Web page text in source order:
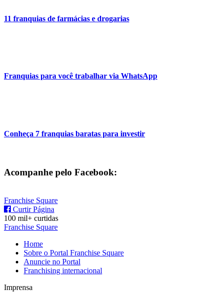
11 franquias de farmácias e drogarias
Franquias para você trabalhar via WhatsApp
Conheça 7 franquias baratas para investir
Acompanhe pelo Facebook:
Franchise Square
Curtir Página
100 mil+ curtidas
Franchise Square
Home
Sobre o Portal Franchise Square
Anuncie no Portal
Franchising internacional
Imprensa